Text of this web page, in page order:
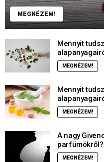
MEGNÉZEM!
Mennyit
MEGNÉZEM!
Mennyit
MEGNÉZEM!
A nagy
parfümökről?
MEGNÉZEM!